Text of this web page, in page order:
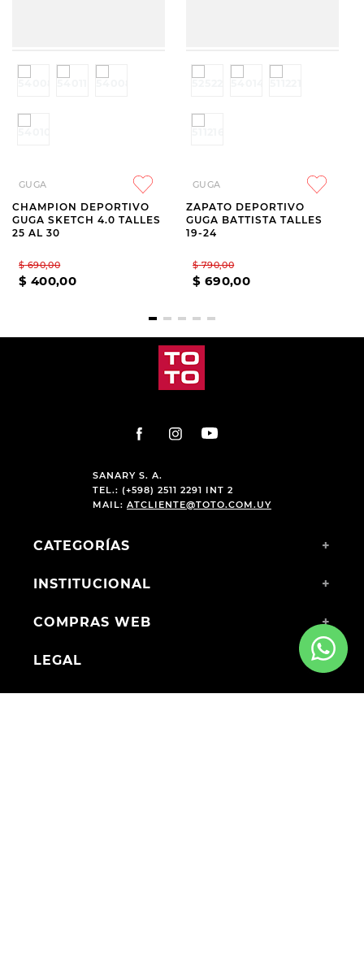
GUGA
CHAMPION DEPORTIVO
GUGA SKETCH 4.0 TALLES
25 AL 30
$ 690,00
$ 400,00
GUGA
ZAPATO DEPORTIVO
GUGA BATTISTA TALLES
19-24
$ 790,00
$ 690,00
SANARY S. A.
TEL.: (+598) 2511 2291 INT 2
MAIL: ATCLIENTE@TOTO.COM.UY
CATEGORÍAS +
INSTITUCIONAL +
COMPRAS WEB +
LEGAL +